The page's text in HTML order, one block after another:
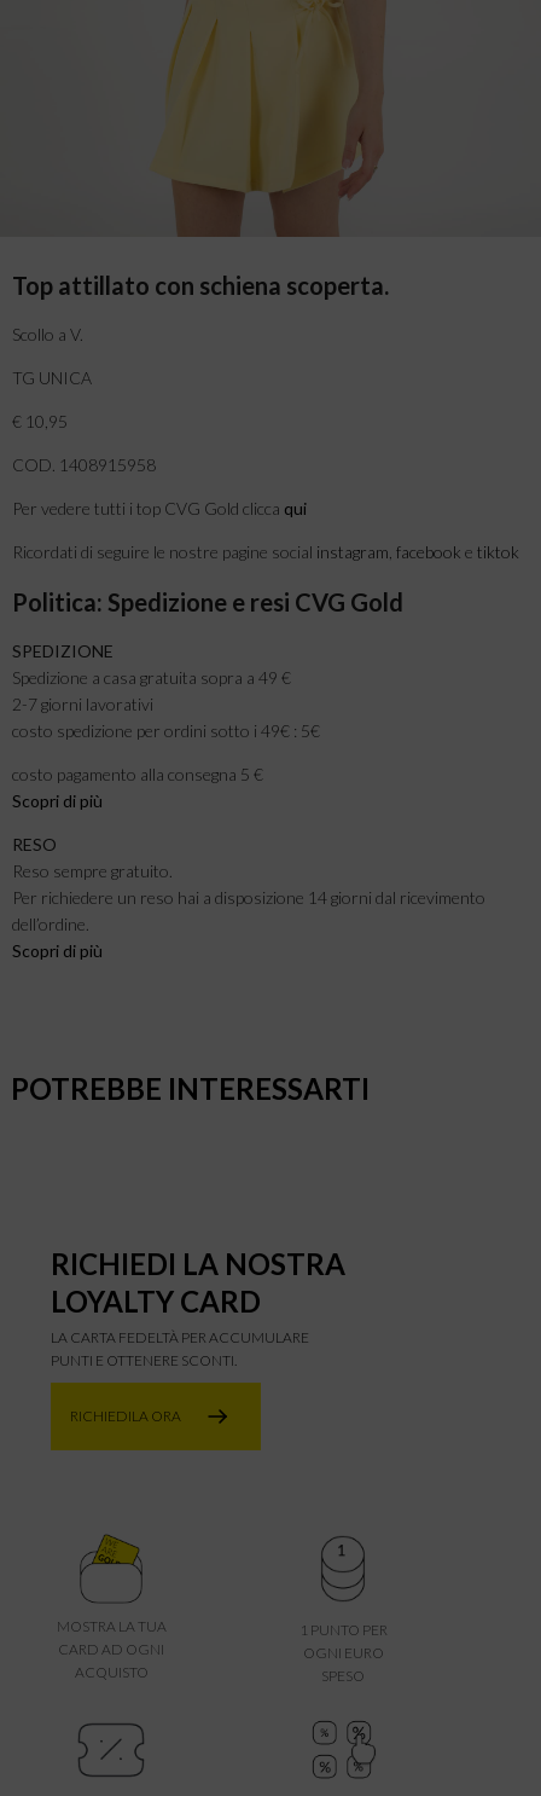
Top attillato con schiena scoperta.
Scollo a V.
TG UNICA
€ 10,95
COD. 1408915958
Per vedere tutti i top CVG Gold clicca qui
Ricordati di seguire le nostre pagine social instagram facebook e tiktok
Politica: Spedizione e resi CVG Gold
SPEDIZIONE
Spedizione a casa gratuita sopra a 49 €
2-7 giorni lavorativi
costo spedizione per ordini sotto i 49€ : 5€
costo pagamento alla consegna 5 €
Scopri di più
RESO
Reso sempre gratuito.
Per richiedere un reso hai a disposizione 14 giorni dal ricevimento
dell’ordine.
Scopri di più
POTREBBE INTERESSARTI
RICHIEDI LA NOSTRA
LOYALTY CARD
LA CARTA FEDELTÀ PER ACCUMULARE
PUNTI E OTTENERE SCONTI.
RICHIEDILA ORA
MOSTRA LA TUA
CARD AD OGNI
ACQUISTO
1 PUNTO PER
OGNI EURO
SPESO